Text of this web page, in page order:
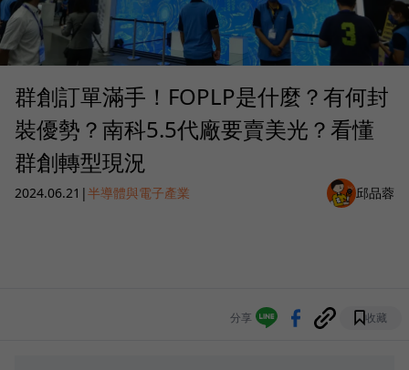
群創訂單滿手！FOPLP是什麼？有何封
裝優勢？南科5.5代廠要賣美光？看懂
群創轉型現況
2024.06.21 |半導體與電子產業 邱品蓉
分享 收藏